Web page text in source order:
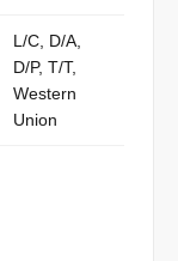
L/C, D/A,
D/P, T/T,
Western
Union